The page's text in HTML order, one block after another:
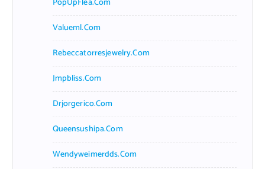
Valueml.com
Rebeccatorresjewelry.com
Jmpbliss.com
Drjorgerico.com
Queensushipa.com
Wendyweimerdds.com